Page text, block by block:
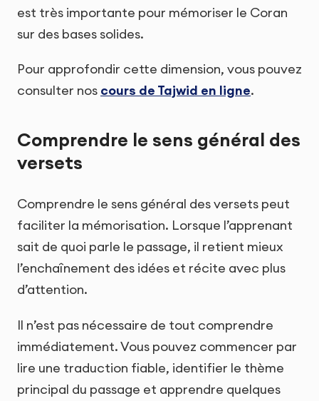
est très importante pour mémoriser le Coran
sur des bases solides.
Pour approfondir cette dimension, vous pouvez
consulter nos cours de Tajwid en ligne.
Comprendre le sens général des
versets
Comprendre le sens général des versets peut
faciliter la mémorisation. Lorsque l’apprenant
sait de quoi parle le passage, il retient mieux
l’enchaînement des idées et récite avec plus
d’attention.
Il n’est pas nécessaire de tout comprendre
immédiatement. Vous pouvez commencer par
lire une traduction fiable, identifier le thème
principal du passage et apprendre quelques